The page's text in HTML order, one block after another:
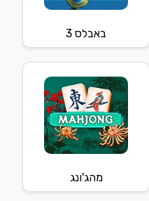
באבלס 3
מהג'ונג